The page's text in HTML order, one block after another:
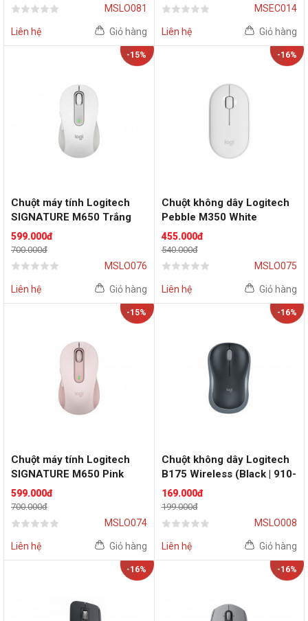
MSLO081
Liên hệ Giỏ hàng
MSEC014
Liên hệ Giỏ hàng
-15%
Chuột máy tính Logitech
SIGNATURE M650 Trắng
599.000đ
700.000đ
MSLO076
Liên hệ Giỏ hàng
-16%
Chuột không dây Logitech
Pebble M350 White
455.000đ
540.000đ
MSLO075
Liên hệ Giỏ hàng
-15%
Chuột máy tính Logitech
SIGNATURE M650 Pink
599.000đ
700.000đ
MSLO074
Liên hệ Giỏ hàng
-16%
Chuột không dây Logitech
B175 Wireless (Black | 910-
002635)
169.000đ
199.000đ
MSLO008
Liên hệ Giỏ hàng
-16% -16%